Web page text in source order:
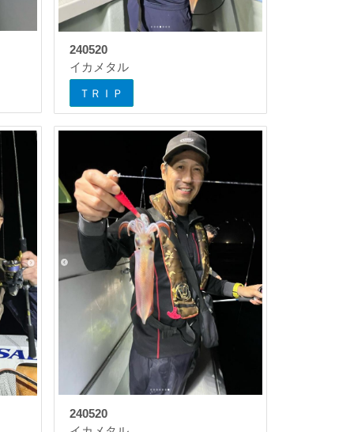
240520
イカメタル
ＴＲＩＰ
240520